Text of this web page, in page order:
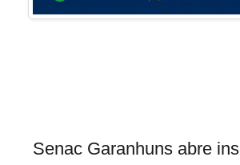
Senac Garanhuns abre